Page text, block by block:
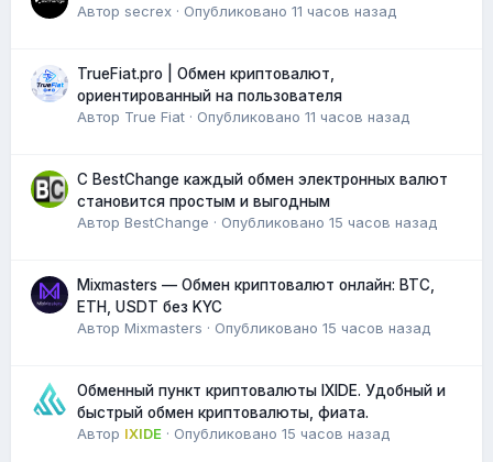
Автор secrex · Опубликовано 11 часов назад
TrueFiat.pro | Обмен криптовалют,
ориентированный на пользователя
Автор True Fiat · Опубликовано 11 часов назад
С BestChange каждый обмен электронных валют
становится простым и выгодным
Автор BestChange · Опубликовано 15 часов назад
Mixmasters — Обмен криптовалют онлайн: BTC,
ETH, USDT без KYC
Автор Mixmasters · Опубликовано 15 часов назад
Обменный пункт криптовалюты IXIDE. Удобный и
быстрый обмен криптовалюты, фиата.
Автор IXIDE · Опубликовано 15 часов назад